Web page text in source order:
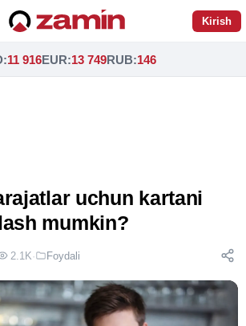
Kirish
:11 916EUR:13 749RUB:146
uchun kartani
mumkin?
2.1K· Foydali